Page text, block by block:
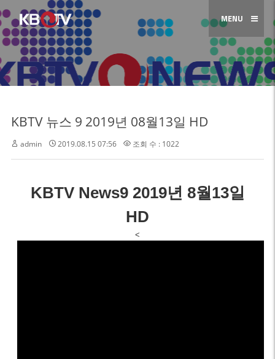
MENU
KBTV 뉴스 9 2019년 08월13일 HD
admin 2019.08.15 07:56 조회 수 : 1022
KBTV News9 2019년 8월13일
HD
<